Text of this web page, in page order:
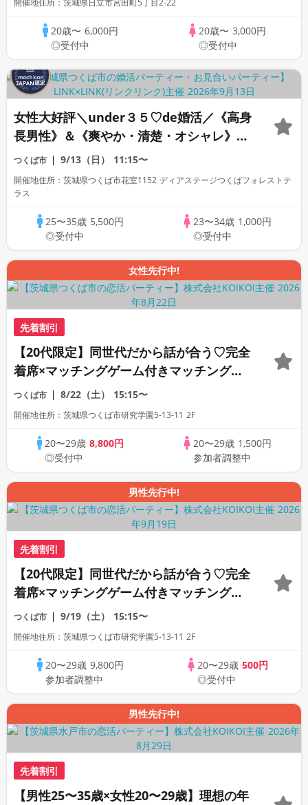
開催地住所：茨城県日立市宮田町5丁目2-22
20歳〜 6,000円
◎受付中
20歳〜 3,000円
◎受付中
女性大好評＼under３５♡de婚活／《高身
長男性》＆《爽やか・清楚・オシャレ》な
ど×一途に想い合いたい方
つくば市 9/13（日） 11:15〜
開催地住所：茨城県つくば市花室1152 ディアステージつくばフォレストテ
ラス
25〜35歳 5,500円
◎受付中
23〜34歳 1,000円
◎受付中
女性先行中!
先着割引
【20代限定】同世代だから話が合う♡完全
着席×マッチングゲーム付きマッチングコ
ン
つくば市 8/22（土） 15:15〜
開催地住所：茨城県つくば市研究学園5-13-11 2F
20〜29歳8,800円
◎受付中
20〜29歳 1,500円
参加者調整中
男性先行中!
先着割引
【20代限定】同世代だから話が合う♡完全
着席×マッチングゲーム付きマッチングコ
ン
つくば市 9/19（土） 15:15〜
開催地住所：茨城県つくば市研究学園5-13-11 2F
20〜29歳 9,800円
参加者調整中
20〜29歳 500円
◎受付中
男性先行中!
先着割引
【男性25〜35歳×女性20〜29歳】理想の年